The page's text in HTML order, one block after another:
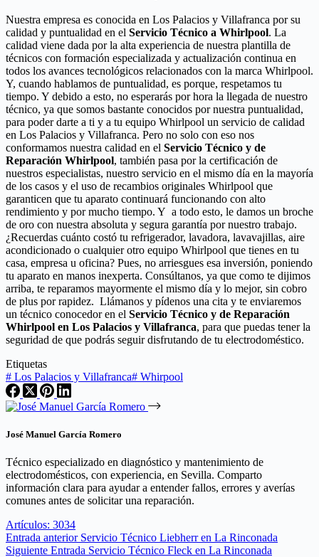
Nuestra empresa es conocida en Los Palacios y Villafranca por su
calidad y puntualidad en el Servicio Técnico a Whirlpool. La
calidad viene dada por la alta experiencia de nuestra plantilla de
técnicos con formación especializada y actualización continua en
todos los avances tecnológicos relacionados con la marca Whirlpool.
Y, cuando hablamos de puntualidad, es porque, respetamos tu
tiempo. Y debido a esto, no esperarás por hora la llegada de nuestro
técnico, ya que somos bastante conocidos por nuestra puntualidad,
para poder darte a ti y a tu equipo Whirlpool un servicio de calidad
en Los Palacios y Villafranca. Pero no solo con eso nos
conformamos nuestra calidad en el Servicio Técnico y de
Reparación Whirlpool, también pasa por la certificación de
nuestros especialistas, nuestro servicio en el mismo día en la mayoría
de los casos y el uso de recambios originales Whirlpool que
garanticen que tu aparato continuará funcionando con alto
rendimiento y por mucho tiempo. Y a todo esto, le damos un broche
de oro con nuestra absoluta y segura garantía por nuestro trabajo.
¿Recuerdas cuánto costó tu refrigerador, lavadora, lavavajillas, aire
acondicionado o cualquier otro equipo Whirlpool que tienes en tu
casa, empresa u oficina? Pues, no arriesgues esa inversión, poniendo
tu aparato en manos inexperta. Consúltanos, ya que como te dijimos
arriba, te reparamos mayormente el mismo día y lo mejor, sin cobro
de plus por rapidez. Llámanos y pídenos una cita y te enviaremos
un técnico conocedor en el Servicio Técnico y de Reparación
Whirlpool en Los Palacios y Villafranca, para que puedas tener la
seguridad de que podrás seguir disfrutando de tu electrodoméstico.
Etiquetas
# Los Palacios y Villafranca# Whirpool
José Manuel García Romero
Técnico especializado en diagnóstico y mantenimiento de
electrodomésticos, con experiencia, en Sevilla. Comparto
información clara para ayudar a entender fallos, errores y averías
comunes antes de solicitar una reparación.
Artículos: 3034
Entrada anterior Servicio Técnico Liebherr en La Rinconada
Siguiente Entrada Servicio Técnico Fleck en La Rinconada